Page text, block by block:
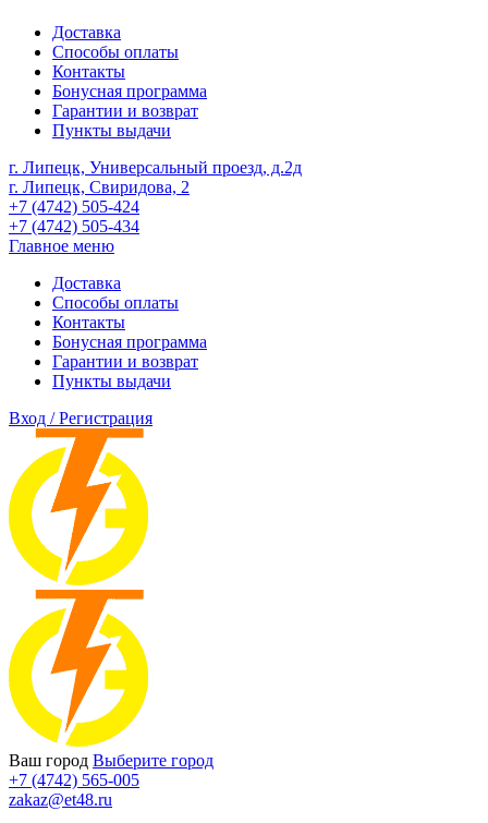
Доставка
Способы оплаты
Контакты
Бонусная программа
Гарантии и возврат
Пункты выдачи
г. Липецк, Универсальный проезд, д.2д
г. Липецк, Свиридова, 2
+7 (4742) 505-424
+7 (4742) 505-434
Главное меню
Доставка
Способы оплаты
Контакты
Бонусная программа
Гарантии и возврат
Пункты выдачи
Вход / Регистрация
Ваш город Выберите город
+7 (4742) 565-005
zakaz@et48.ru